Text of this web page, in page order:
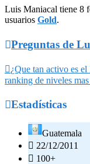
Luis Maniacal tiene 8
usuarios Gold.
Preguntas de
¿Que tan activo es
ranking de niveles
Estadísticas
Guatemala
 22/12/2011
 100+